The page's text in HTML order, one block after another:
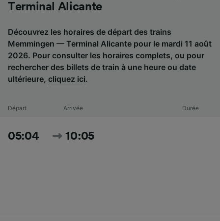
Terminal Alicante
Découvrez les horaires de départ des trains
Memmingen — Terminal Alicante pour le mardi 11 août
2026. Pour consulter les horaires complets, ou pour
rechercher des billets de train à une heure ou date
ultérieure, cliquez ici.
Départ Arrivée Durée
05:04 10:05